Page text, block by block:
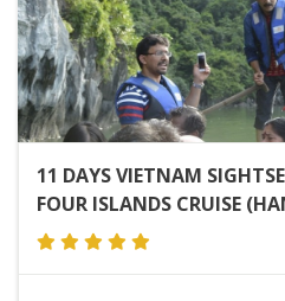
11 DAYS VIETNAM
FOUR ISLANDS CRUISE
CRUISE - HOI AN - NHA